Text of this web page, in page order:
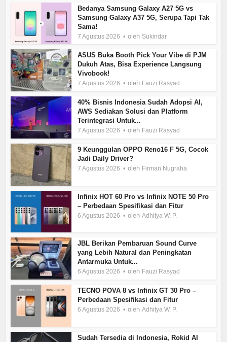
Bedanya Samsung Galaxy A27 5G vs
Samsung Galaxy A37 5G, Serupa Tapi Tak
Sama!
7 Agustus 2026 oleh Sukindar
ASUS Buka Booth Pick Your Vibe di PJM
Dukuh Atas, Bisa Experience Langsung
Vivobook!
7 Agustus 2026 oleh Fauzi Rasyad
40% Bisnis Indonesia Sudah Adopsi AI,
AWS Sediakan Solusi dan Platform
Terintegrasi Untuk...
7 Agustus 2026 oleh Fauzi Rasyad
9 Keunggulan OPPO Reno16 F 5G, Cocok
Jadi Daily Driver?
7 Agustus 2026 oleh Firman Nugraha
Infinix HOT 60 Pro vs Infinix NOTE 50 Pro
– Perbedaan Spesifikasi dan Fitur
6 Agustus 2026 olehAdhitya W. P.
JBL Berikan Pembaruan Sound Curve
yang Lebih Natural dan Peningkatan
Antarmuka Untuk...
6 Agustus 2026 oleh Fauzi Rasyad
TECNO POVA 8 vs Infinix GT 30 Pro –
Perbedaan Spesifikasi dan Fitur
6 Agustus 2026 olehAdhitya W. P.
Sudah Tersedia di Indonesia, Rokid AI